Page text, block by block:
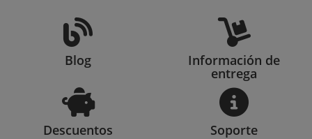
Blog Información de
entrega
Descuentos Soporte